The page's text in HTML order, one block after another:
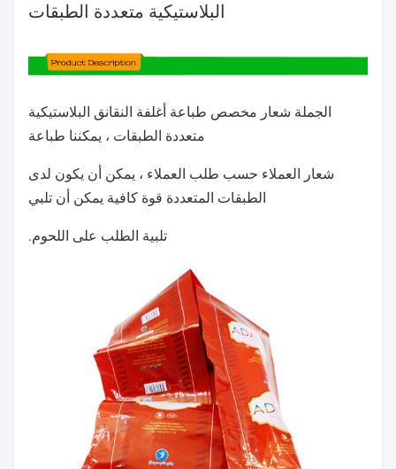
البلاستيكية متعددة الطبقات
الجملة شعار مخصص طباعة أغلفة النقانق البلاستيكية
متعددة الطبقات ، يمكننا طباعة
شعار العملاء حسب طلب العملاء ، يمكن أن يكون لدى
الطبقات المتعددة قوة كافية يمكن أن تلبي
تلبية الطلب على اللحوم.